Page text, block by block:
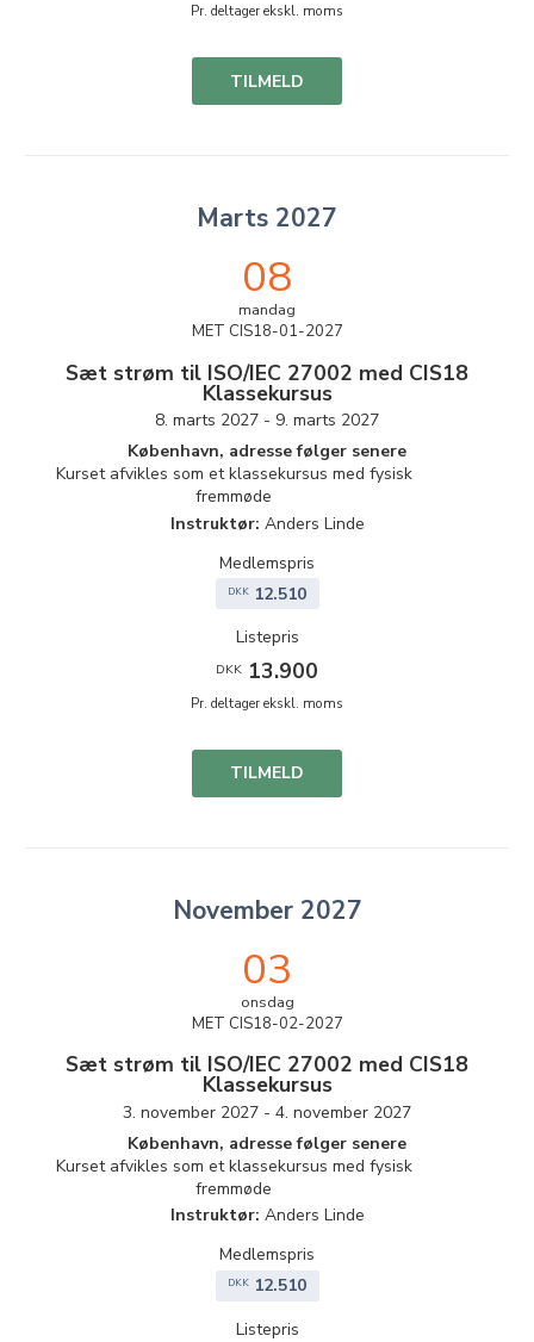
Pr. deltager ekskl. moms
TILMELD
Marts 2027
08
mandag
MET CIS18-01-2027
Sæt strøm til ISO/IEC 27002 med CIS18
Klassekursus
8. marts 2027 - 9. marts 2027
København, adresse følger senere
Kurset afvikles som et klassekursus med fysisk
fremmøde
Instruktør: Anders Linde
Medlemspris
DKK 12.510
Listepris
DKK 13.900
Pr. deltager ekskl. moms
TILMELD
November 2027
03
onsdag
MET CIS18-02-2027
Sæt strøm til ISO/IEC 27002 med CIS18
Klassekursus
3. november 2027 - 4. november 2027
København, adresse følger senere
Kurset afvikles som et klassekursus med fysisk
fremmøde
Instruktør: Anders Linde
Medlemspris
DKK 12.510
Listepris